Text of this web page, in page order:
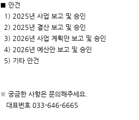
■ 안건
1) 2025년 사업 보고 및 승인
2) 2025년 결산 보고 및 승인
3) 2026년 사업 계획안 보고 및 승인
4) 2026년 예산안 보고 및 승인
5) 기타 안건
※ 궁금한 사항은 문의해주세요.
대표번호 033-646-6665